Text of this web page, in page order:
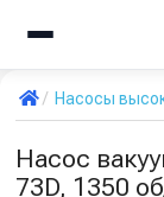
Насосы
Насос
73D, 1350